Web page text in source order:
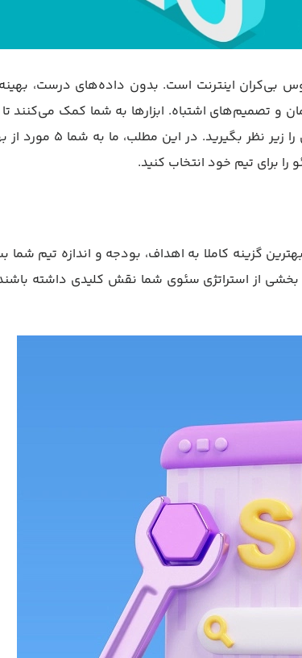
بی‌کران اینترنت است. بدون داده‌های درست،
تصمیم‌های اشتباه. ابزارها به شما کمک می‌کنند تا
خود را بشناسید، کلمات کلیدی ارزشمند را کشف کنید و سلامت فنی سایتتان را
را برای تیم خود انتخاب کنید.
گزینه کاملا به اهداف، بودجه و اندازه تیم شما
بخشی از استراتژی سئوی شما نقش کلیدی داشته